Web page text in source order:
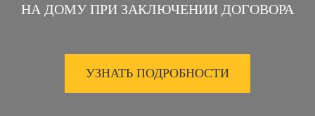
НА ДОМУ ПРИ ЗАКЛЮЧЕНИИ ДОГОВОРА
УЗНАТЬ ПОДРОБНОСТИ